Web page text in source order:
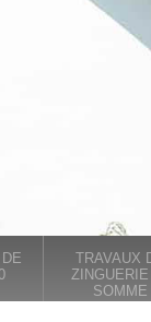
TRAVAUX
SOMME